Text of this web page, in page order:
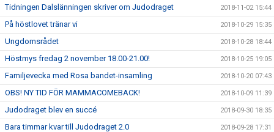
Tidningen Dalslänningen skriver om Judodraget 2018-11-02 15:44
På höstlovet tränar vi 2018-10-29 15:35
Ungdomsrådet 2018-10-28 18:44
Höstmys fredag 2 november 18.00-21.00! 2018-10-25 19:05
Familjevecka med Rosa bandet-insamling 2018-10-20 07:43
OBS! NY TID FÖR MAMMACOMEBACK! 2018-10-09 11:39
Judodraget blev en succé 2018-09-30 18:35
Bara timmar kvar till Judodraget 2.0 2018-09-28 17:31